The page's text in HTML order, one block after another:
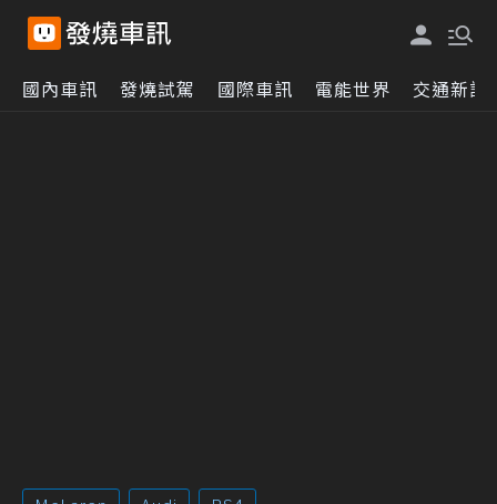
國內車訊 發燒試駕 國際車訊 電能世界 交通新訊